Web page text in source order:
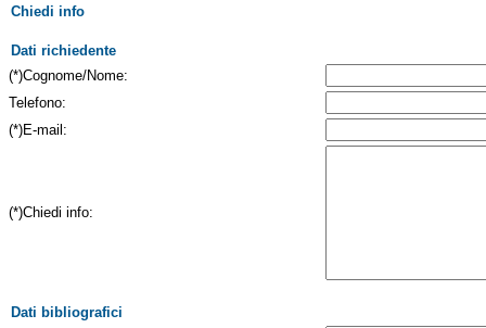
Chiedi info
Dati richiedente
(*)Cognome/Nome:
Telefono:
(*)E-mail:
(*)Chiedi info:
Dati bibliografici